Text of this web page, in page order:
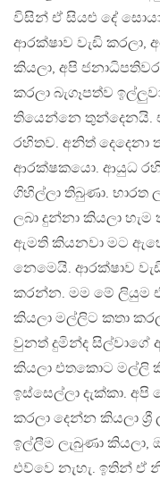
විසින් ඒ සියළු දේ
ආරක්ෂාව වැඩි කරලා,
කියලා, අපි
කරලා බැගෑපත්ව
තියෙන්නෙ
රහිතව. අනිත්
ආරක්ෂකයො. ආයුධ
ගිහිල්ලා තිබුණා.
ලබා දුන්නා කියලා
ඇමති කියනවා මට
නෙමෙයි. ආරක්ෂාව
කරන්න. මම මේ ලියුම
කියලා මල්ලිට කතා
වුනත් දුමින්ද සිල්වාගේ
කියලා එතකොට මල්ලි
ඉස්සෙල්ලා දැක්කා.
කරලා දෙන්න කියලා
ඉල්ලීම ලැබුණා
එව්වෙ නැහැ. ඉතින් ඒ